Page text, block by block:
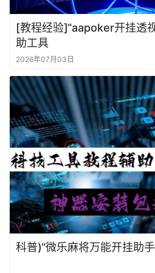
[教程经验]“aapoker开挂透
助工具
2026年07月03日
科普)“微乐麻将万能开挂助